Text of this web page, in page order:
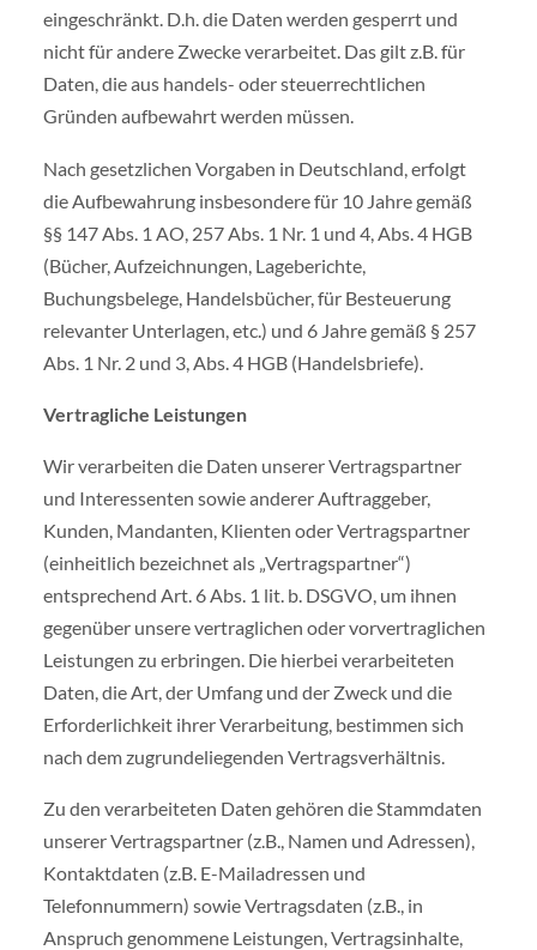
eingeschränkt. D.h. die Daten werden gesperrt und
nicht für andere Zwecke verarbeitet. Das gilt z.B. für
Daten, die aus handels- oder steuerrechtlichen
Gründen aufbewahrt werden müssen.
Nach gesetzlichen Vorgaben in Deutschland, erfolgt
die Aufbewahrung insbesondere für 10 Jahre gemäß
§§ 147 Abs. 1 AO, 257 Abs. 1 Nr. 1 und 4, Abs. 4 HGB
(Bücher, Aufzeichnungen, Lageberichte,
Buchungsbelege, Handelsbücher, für Besteuerung
relevanter Unterlagen, etc.) und 6 Jahre gemäß § 257
Abs. 1 Nr. 2 und 3, Abs. 4 HGB (Handelsbriefe).
Vertragliche Leistungen
Wir verarbeiten die Daten unserer Vertragspartner
und Interessenten sowie anderer Auftraggeber,
Kunden, Mandanten, Klienten oder Vertragspartner
(einheitlich bezeichnet als „Vertragspartner“)
entsprechend Art. 6 Abs. 1 lit. b. DSGVO, um ihnen
gegenüber unsere vertraglichen oder vorvertraglichen
Leistungen zu erbringen. Die hierbei verarbeiteten
Daten, die Art, der Umfang und der Zweck und die
Erforderlichkeit ihrer Verarbeitung, bestimmen sich
nach dem zugrundeliegenden Vertragsverhältnis.
Zu den verarbeiteten Daten gehören die Stammdaten
unserer Vertragspartner (z.B., Namen und Adressen),
Kontaktdaten (z.B. E-Mailadressen und
Telefonnummern) sowie Vertragsdaten (z.B., in
Anspruch genommene Leistungen, Vertragsinhalte,